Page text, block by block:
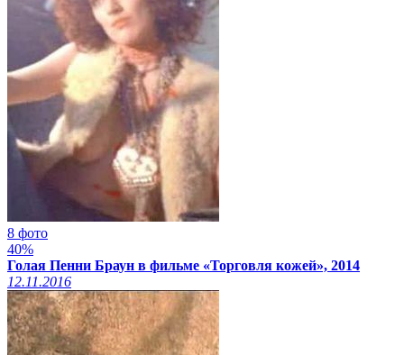
8 фото
40%
Голая Пенни Браун в фильме «Торговля кожей», 2014
12.11.2016